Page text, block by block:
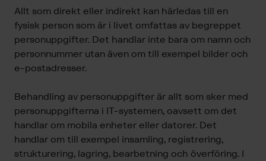
Allt som direkt eller indirekt kan härledas till en
fysisk person som är i livet omfattas av begreppet
personuppgifter. Det handlar inte bara om namn och
personnummer utan även om till exempel bilder och
e-postadresser.
Behandling av personuppgifter är allt som sker med
personuppgifterna i IT-systemen, oavsett om det
handlar om mobila enheter eller datorer. Det
handlar om till exempel insamling, registrering,
strukturering, lagring, bearbetning och överföring. I